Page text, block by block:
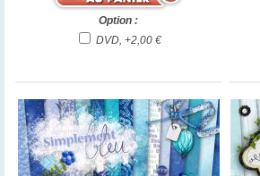
Option :
DVD, +2,00 €